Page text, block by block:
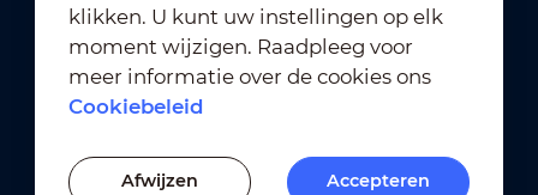
Gebruiksvoorwaarden
｜
Naleving van privacybeleid
Cookie-instellingen
klikken. U kunt uw instellingen op elk
moment wijzigen. Raadpleeg voor
meer informatie over de cookies ons
Cookiebeleid
Afwijzen Accepteren